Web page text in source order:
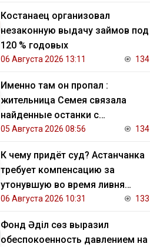
Костанаец организовал
незаконную выдачу займов под
120 % годовых
06 Августа 2026 13:11 134
Именно там он пропал :
жительница Семея связала
найденные останки с
исчезновением отца
05 Августа 2026 08:56 134
К чему придёт суд? Астанчанка
требует компенсацию за
утонувшую во время ливня
иномарку
06 Августа 2026 10:31 133
Фонд Әділ сөз выразил
обеспокоенность давлением на